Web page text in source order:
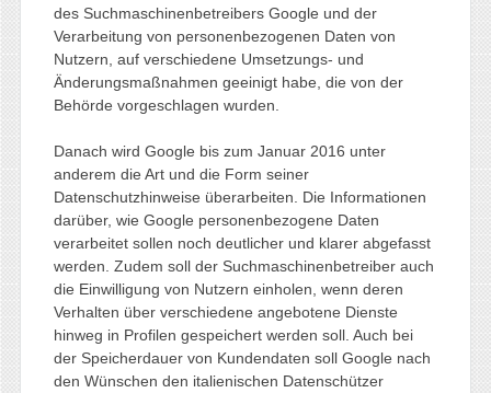
des Suchmaschinenbetreibers Google und der
Verarbeitung von personenbezogenen Daten von
Nutzern, auf verschiedene Umsetzungs- und
Änderungsmaßnahmen geeinigt habe, die von der
Behörde vorgeschlagen wurden.
Danach wird Google bis zum Januar 2016 unter
anderem die Art und die Form seiner
Datenschutzhinweise überarbeiten. Die Informationen
darüber, wie Google personenbezogene Daten
verarbeitet sollen noch deutlicher und klarer abgefasst
werden. Zudem soll der Suchmaschinenbetreiber auch
die Einwilligung von Nutzern einholen, wenn deren
Verhalten über verschiedene angebotene Dienste
hinweg in Profilen gespeichert werden soll. Auch bei
der Speicherdauer von Kundendaten soll Google nach
den Wünschen den italienischen Datenschützer